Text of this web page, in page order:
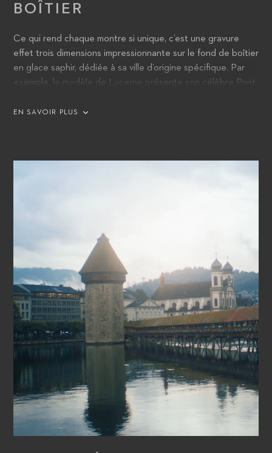
BOÎTIER
Ce qui rend chaque montre si unique, c’est une gravure
effet trois dimensions impressionnante sur le fond de boîtier
en glace saphir, dédiée à sa ville d’origine spécifique. Par
exemple, le modèle de Lucerne présente son célèbre Pont
d’horizon de la ville et le mont Fuji en arrière-plan.
EN SAVOIR PLUS